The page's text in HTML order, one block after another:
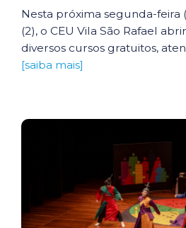
Nesta próxima segunda-feira
(2), o CEU Vila São Rafael
diversos cursos gratuitos,
[saiba mais]